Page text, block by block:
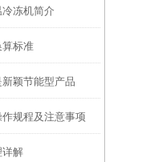
冻机简介
算标准
颖节能型产品
规程及注意事项
详解